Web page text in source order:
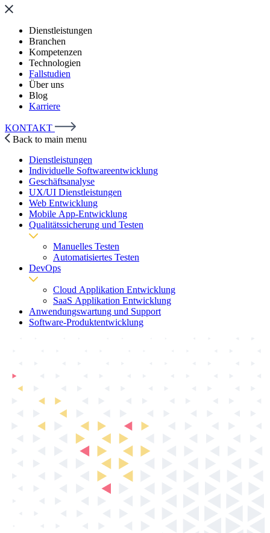
Dienstleistungen
Branchen
Kompetenzen
Technologien
Fallstudien
Über uns
Blog
Karriere
KONTAKT
Back to main menu
Dienstleistungen
Individuelle Softwareentwicklung
Geschäftsanalyse
UX/UI Dienstleistungen
Web Entwicklung
Mobile App-Entwicklung
Qualitätssicherung und Testen
Manuelles Testen
Automatisiertes Testen
DevOps
Cloud Applikation Entwicklung
SaaS Applikation Entwicklung
Anwendungswartung und Support
Software-Produktentwicklung